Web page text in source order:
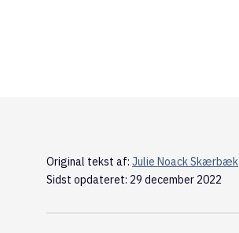
Original tekst af: Julie Noack Skærbæk
Sidst opdateret: 29 december 2022